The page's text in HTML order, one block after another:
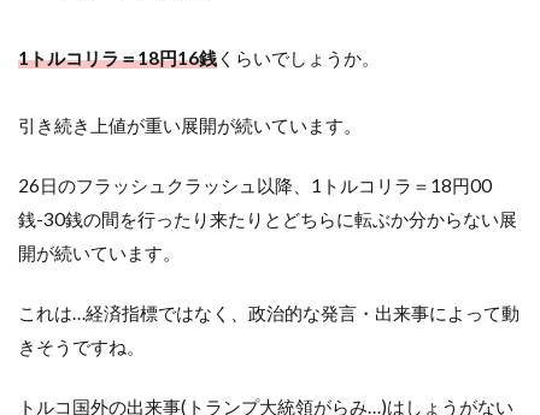
1トルコリラ＝18円16銭 くらいでしょうか。
引き続き上値が重い展開が続いています。
26日のフラッシュクラッシュ以降、1トルコリラ＝18円00
銭-30銭の間を行ったり来たりとどちらに転ぶか分からない展
開が続いています。
これは…経済指標ではなく、政治的な発言・出来事によって動
きそうですね。
トルコ国外の出来事(トランプ大統領がらみ…)はしょうがない